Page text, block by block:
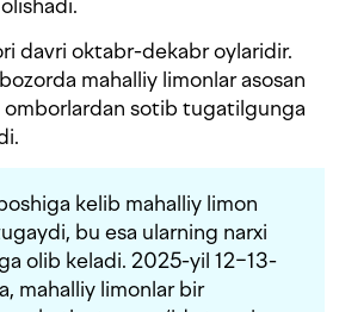
davri oktabr-dekabr oylaridir.
mahalliy limonlar asosan
omborlardan sotib tugatilgunga
kelib mahalliy limon
bu esa ularning narxi
olib keladi. 2025-yil 12−13-
mahalliy limonlar bir